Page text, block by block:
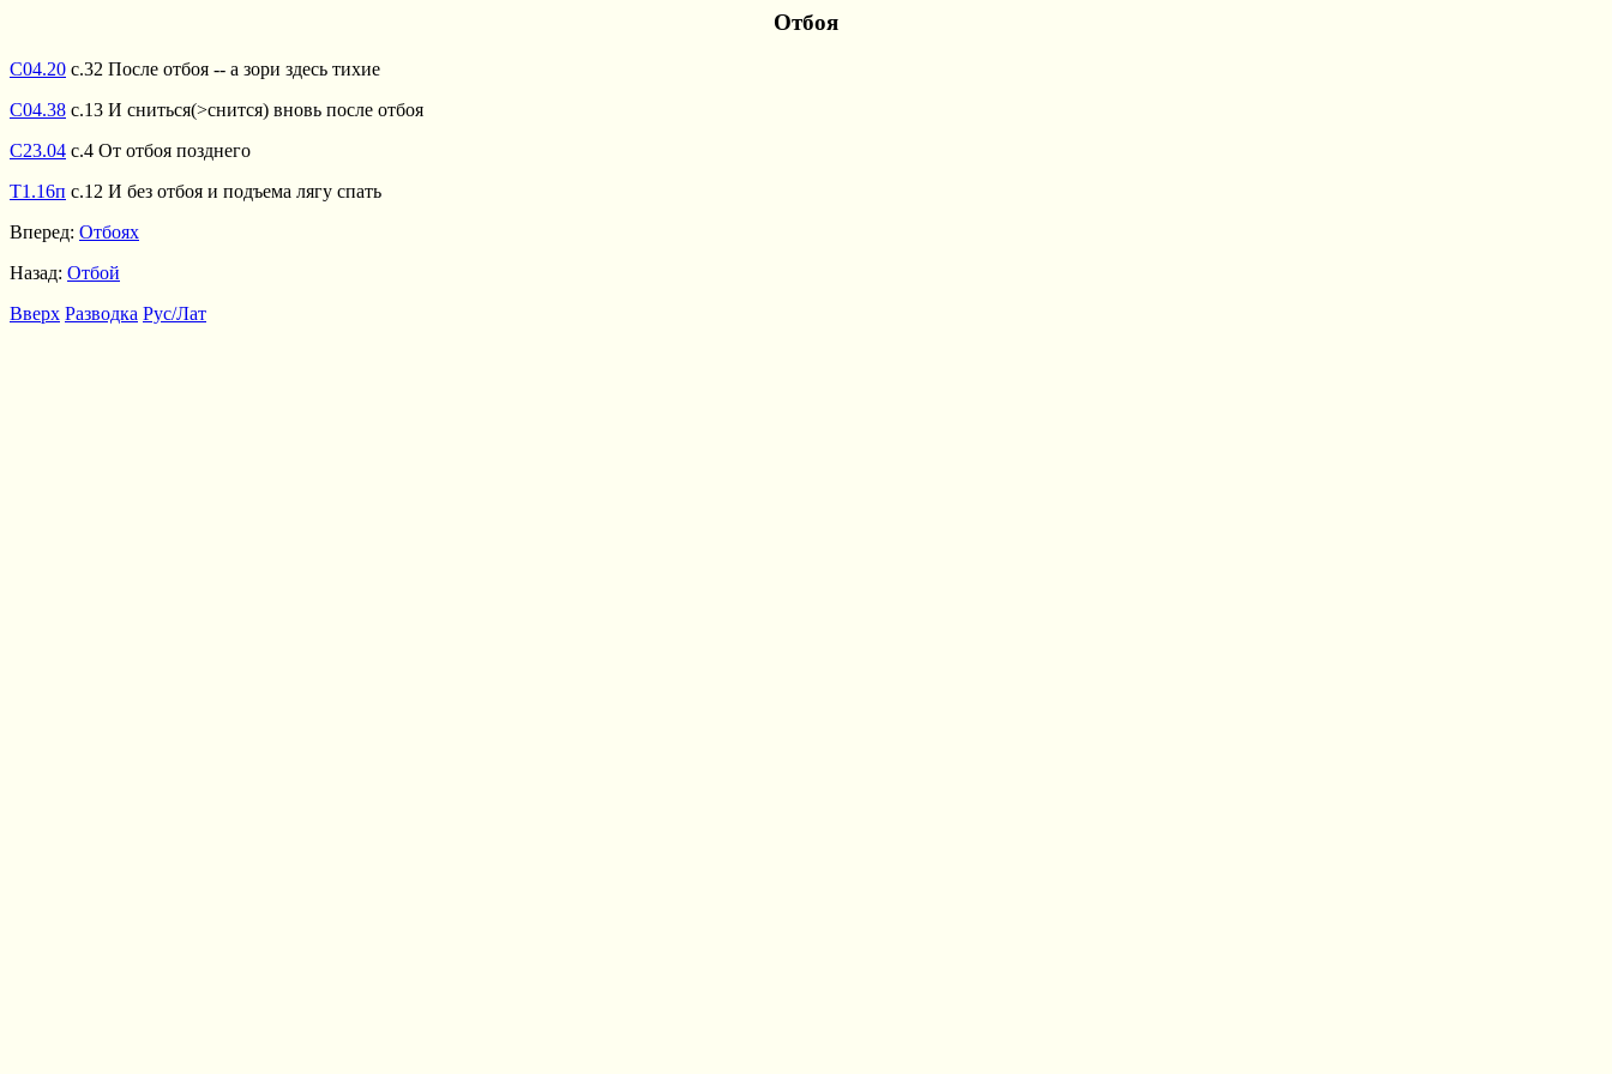
Отбоя
С04.20 с.32 После отбоя -- а зори здесь тихие
С04.38 с.13 И сниться(>снится) вновь после отбоя
С23.04 с.4 От отбоя позднего
Т1.16п с.12 И без отбоя и подъема лягу спать
Вперед: Отбоях
Назад: Отбой
Вверх Разводка Рус/Лат